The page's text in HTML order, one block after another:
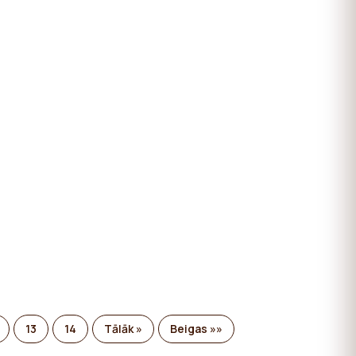
13 14 Tālāk » Beigas »»